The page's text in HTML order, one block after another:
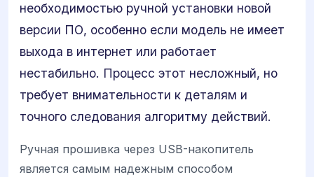
необходимостью ручной установки новой
версии ПО, особенно если модель не имеет
выхода в интернет или работает
нестабильно. Процесс этот несложный, но
требует внимательности к деталям и
точного следования алгоритму действий.
Ручная прошивка через USB-накопитель
является самым надежным способом